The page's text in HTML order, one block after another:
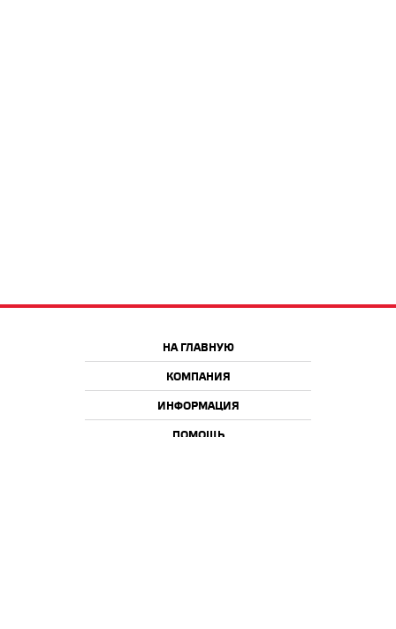
НА ГЛАВНУЮ
КОМПАНИЯ
ИНФОРМАЦИЯ
ПОМОЩЬ